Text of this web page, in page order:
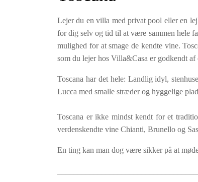
CIN kode: IT052024B5EX88F3A6
Inkluderet i lejeprisen
Slutrengøring.
Linned og håndklæder (ugentligt skift).
Forbrug af el, gas og vand (normalt
Lejer du en villa med privat pool eller en
for dig selv og tid til at være sammen hele
mulighed for at smage de kendte vine.
som du lejer hos Villa&Casa er godkendt af
Toscana har det hele: Landlig idyl,
Lucca med smalle stræder og hyggelige
Toscana er ikke mindst kendt for et
verdenskendte vine Chianti, Brunello og
En ting kan man dog være sikker på at